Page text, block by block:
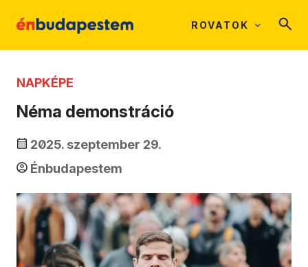
ROVATOK
NAPKÉPE
Néma demonstráció
2025. szeptember 29.
Énbudapestem